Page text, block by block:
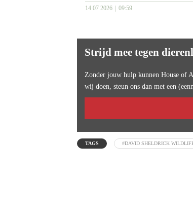
14 07 2026 09:59
Strijd mee tegen
Zonder jouw hulp kunnen House of
wij doen, steun ons dan met een
TAGS #DAVID SHELDRICK